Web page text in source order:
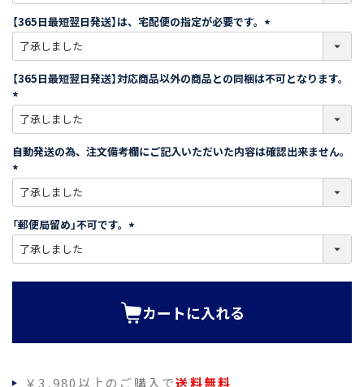
)
【365日最短翌日発送】は、宅配便の指定が必要です。
必
須
【365日最短翌日発送】対応商品以外の商品との同梱は不可となります。
必
須
)
自動発送の為、注文備考欄にご記入いただいた内容は確認出来ません。
必
須
)
「郵便局留め」不可です。
必
カートに入れる
￥3,980以上のご購入で送料無料